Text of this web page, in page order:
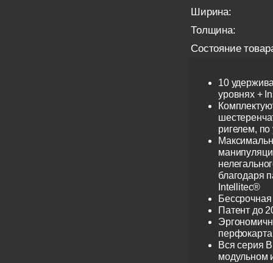
Ширина:
Толщина:
Состояние
10
уровнях +
ригелем,
благодаря
Intellitec®
Патент до
перфокарта
Вся серия
модульном